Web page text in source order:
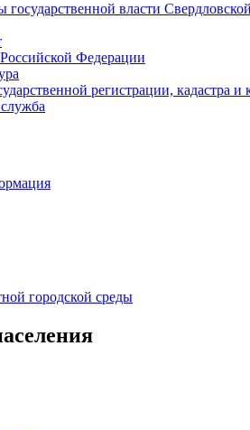
власти
Федерации
регистрации, кадастра и
городской среды